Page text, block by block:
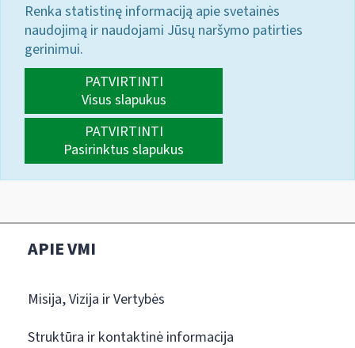
Renka statistinę informaciją apie svetainės
naudojimą ir naudojami Jūsų naršymo patirties
gerinimui.
PATVIRTINTI
Visus slapukus
PATVIRTINTI
Pasirinktus slapukus
APIE VMI
Misija, Vizija ir Vertybės
Struktūra ir kontaktinė informacija